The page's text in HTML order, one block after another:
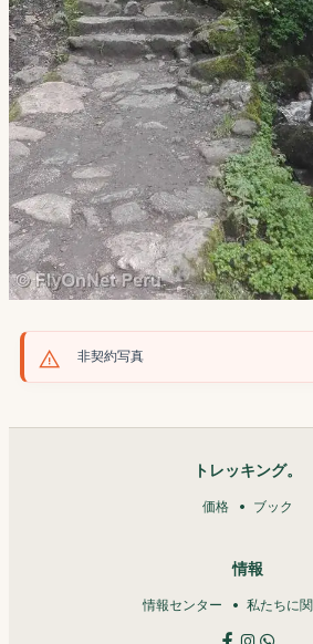
非契約写真
トレッキング。
価格 ブック
情報
情報センター 私たちに